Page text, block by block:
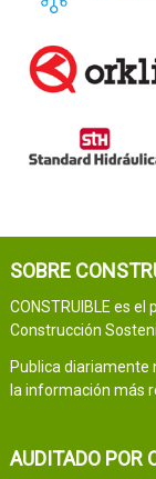
SOBRE
CONSTRUIBLE es
Construcción
Publica diariamente
la información más
AUDITADO POR